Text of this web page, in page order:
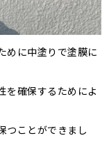
めに中塗りで塗膜に
を確保するためによ
つことができまし